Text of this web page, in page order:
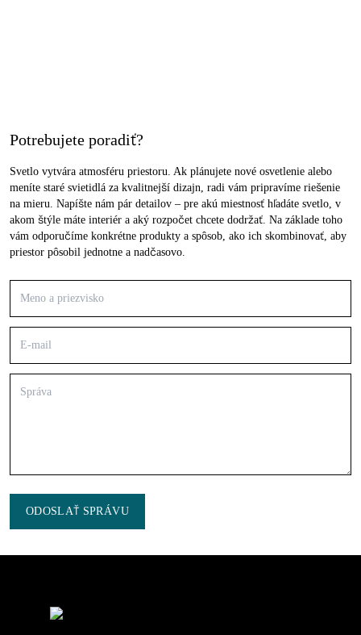
Potrebujete poradiť?
Svetlo vytvára atmosféru priestoru. Ak plánujete nové osvetlenie alebo
meníte staré svietidlá za kvalitnejší dizajn, radi vám pripravíme riešenie
na mieru. Napíšte nám pár detailov – pre akú miestnosť hľadáte svetlo, v
akom štýle máte interiér a aký rozpočet chcete dodržať. Na základe toho
vám odporučíme konkrétne produkty a spôsob, ako ich skombinovať, aby
priestor pôsobil jednotne a nadčasovo.
ODOSLAŤ SPRÁVU